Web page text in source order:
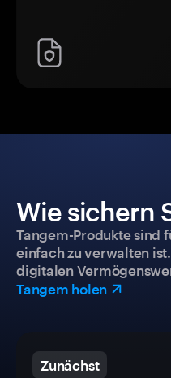
Wie sichern
Tangem-Produkte sind
einfach zu verwalten
digitalen
Tangem holen
Zunächst